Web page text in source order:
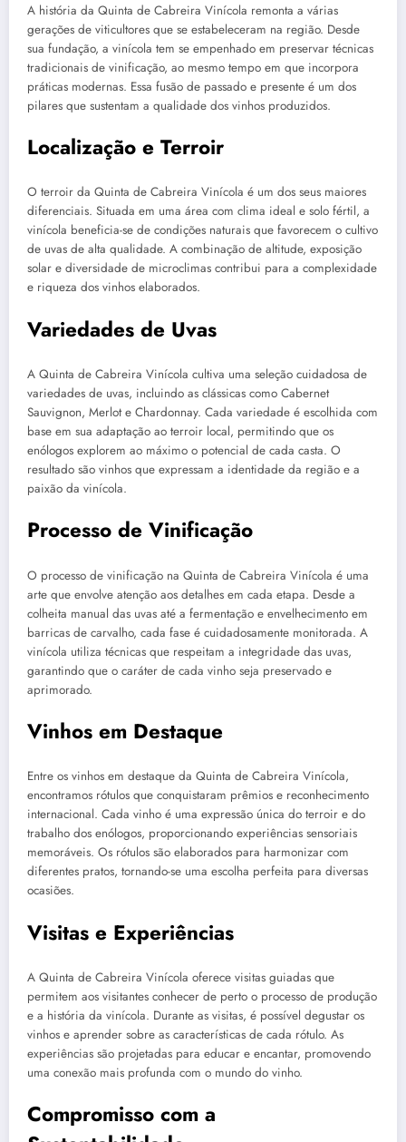
A história da Quinta de Cabreira Vinícola remonta a várias
gerações de viticultores que se estabeleceram na região. Desde
sua fundação, a vinícola tem se empenhado em preservar técnicas
tradicionais de vinificação, ao mesmo tempo em que incorpora
práticas modernas. Essa fusão de passado e presente é um dos
pilares que sustentam a qualidade dos vinhos produzidos.
Localização e Terroir
O terroir da Quinta de Cabreira Vinícola é um dos seus maiores
diferenciais. Situada em uma área com clima ideal e solo fértil, a
vinícola beneficia-se de condições naturais que favorecem o cultivo
de uvas de alta qualidade. A combinação de altitude, exposição
solar e diversidade de microclimas contribui para a complexidade
e riqueza dos vinhos elaborados.
Variedades de Uvas
A Quinta de Cabreira Vinícola cultiva uma seleção cuidadosa de
variedades de uvas, incluindo as clássicas como Cabernet
Sauvignon, Merlot e Chardonnay. Cada variedade é escolhida com
base em sua adaptação ao terroir local, permitindo que os
enólogos explorem ao máximo o potencial de cada casta. O
resultado são vinhos que expressam a identidade da região e a
paixão da vinícola.
Processo de Vinificação
O processo de vinificação na Quinta de Cabreira Vinícola é uma
arte que envolve atenção aos detalhes em cada etapa. Desde a
colheita manual das uvas até a fermentação e envelhecimento em
barricas de carvalho, cada fase é cuidadosamente monitorada. A
vinícola utiliza técnicas que respeitam a integridade das uvas,
garantindo que o caráter de cada vinho seja preservado e
aprimorado.
Vinhos em Destaque
Entre os vinhos em destaque da Quinta de Cabreira Vinícola,
encontramos rótulos que conquistaram prêmios e reconhecimento
internacional. Cada vinho é uma expressão única do terroir e do
trabalho dos enólogos, proporcionando experiências sensoriais
memoráveis. Os rótulos são elaborados para harmonizar com
diferentes pratos, tornando-se uma escolha perfeita para diversas
ocasiões.
Visitas e Experiências
A Quinta de Cabreira Vinícola oferece visitas guiadas que
permitem aos visitantes conhecer de perto o processo de produção
e a história da vinícola. Durante as visitas, é possível degustar os
vinhos e aprender sobre as características de cada rótulo. As
experiências são projetadas para educar e encantar, promovendo
uma conexão mais profunda com o mundo do vinho.
Compromisso com a